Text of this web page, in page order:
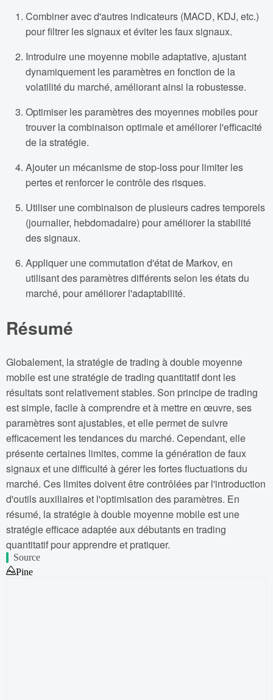
Combiner avec d'autres indicateurs (MACD, KDJ, etc.)
pour filtrer les signaux et éviter les faux signaux.
Introduire une moyenne mobile adaptative, ajustant
dynamiquement les paramètres en fonction de la
volatilité du marché, améliorant ainsi la robustesse.
Optimiser les paramètres des moyennes mobiles pour
trouver la combinaison optimale et améliorer l'efficacité
de la stratégie.
Ajouter un mécanisme de stop-loss pour limiter les
pertes et renforcer le contrôle des risques.
Utiliser une combinaison de plusieurs cadres temporels
(journalier, hebdomadaire) pour améliorer la stabilité
des signaux.
Appliquer une commutation d'état de Markov, en
utilisant des paramètres différents selon les états du
marché, pour améliorer l'adaptabilité.
Résumé
Globalement, la stratégie de trading à double moyenne
mobile est une stratégie de trading quantitatif dont les
résultats sont relativement stables. Son principe de trading
est simple, facile à comprendre et à mettre en œuvre, ses
paramètres sont ajustables, et elle permet de suivre
efficacement les tendances du marché. Cependant, elle
présente certaines limites, comme la génération de faux
signaux et une difficulté à gérer les fortes fluctuations du
marché. Ces limites doivent être contrôlées par l'introduction
d'outils auxiliaires et l'optimisation des paramètres. En
résumé, la stratégie à double moyenne mobile est une
stratégie efficace adaptée aux débutants en trading
quantitatif pour apprendre et pratiquer.
Source
Pine